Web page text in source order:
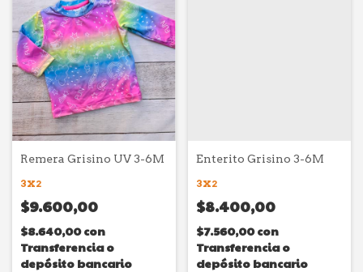
Remera Grisino UV 3-6M
3X2
$9.600,00
$8.640,00con
Transferencia o
depósito bancario
Enterito Grisino 3-6M
3X2
$8.400,00
$7.560,00con
Transferencia o
depósito bancario